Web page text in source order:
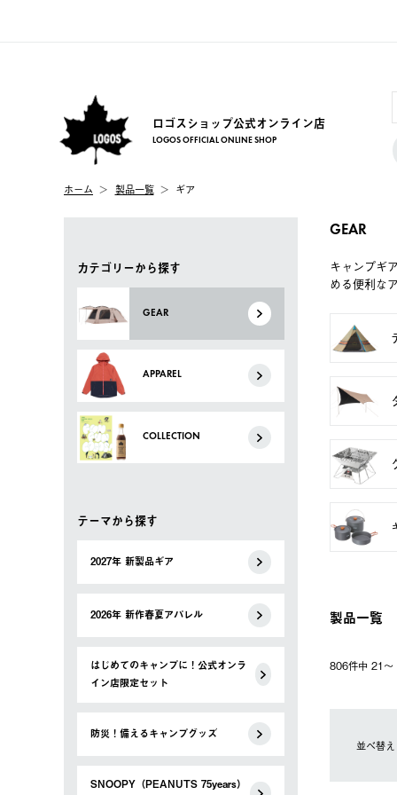
ロゴスショップ公式オンライン店
LOGOS OFFICIAL ONLINE SHOP
ホーム 製品一覧 ギア
カテゴリーから探す
GEAR
APPAREL
COLLECTION
テーマから探す
2027年 新製品ギア
2026年 新作春夏アパレル
はじめてのキャンプに！公式オンラ
イン店限定セット
防災！備えるキャンプグッズ
SNOOPY（PEANUTS 75years）
GEAR
キャンプギ
める便利な
製品一覧
806件中 21〜
並べ替え